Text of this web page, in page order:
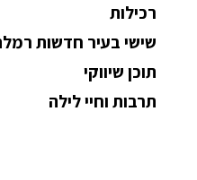
רכילות
שישי בעיר חדשות
תוכן שיווקי
תרבות וחיי לילה